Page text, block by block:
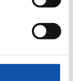
vil han være